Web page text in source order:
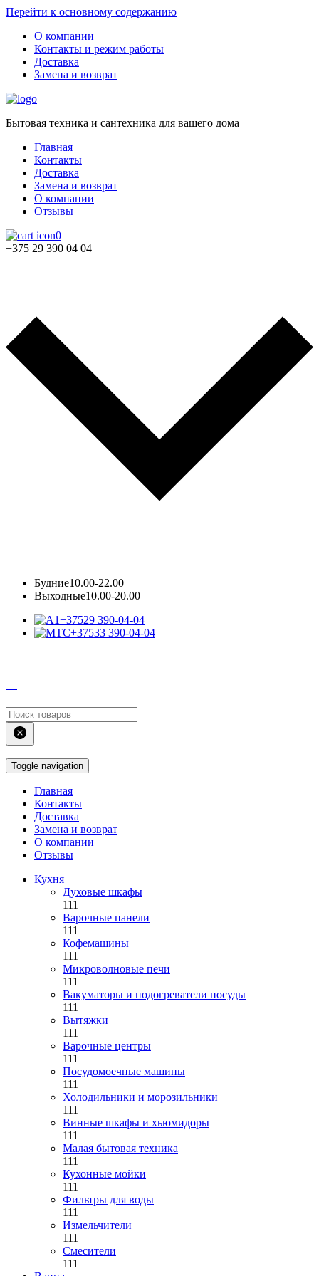
Перейти к основному содержанию
О компании
Контакты и режим работы
Доставка
Замена и возврат
Бытовая техника и сантехника для вашего дома
Главная
Контакты
Доставка
Замена и возврат
О компании
Отзывы
0
+375 29 390 04 04
Будние10.00-22.00
Выходные10.00-20.00
+37529 390-04-04
+37533 390-04-04
Toggle navigation
Главная
Контакты
Доставка
Замена и возврат
О компании
Отзывы
Кухня
Духовые шкафы
111
Варочные панели
111
Кофемашины
111
Микроволновые печи
111
Вакуматоры и подогреватели посуды
111
Вытяжки
111
Варочные центры
111
Посудомоечные машины
111
Холодильники и морозильники
111
Винные шкафы и хьюмидоры
111
Малая бытовая техника
111
Кухонные мойки
111
Фильтры для воды
111
Измельчители
111
Смесители
111